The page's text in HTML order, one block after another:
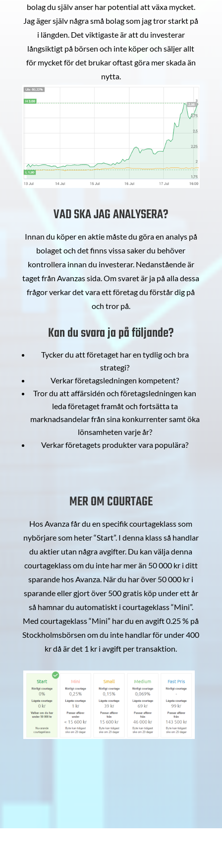
bolag du själv anser har potential att växa mycket.
Jag äger själv några små bolag som jag tror starkt på
i längden. Det viktigaste är att du investerar
långsiktigt på börsen och inte köper och säljer allt
för mycket för det brukar oftast göra mer skada än
nytta.
VAD SKA JAG ANALYSERA?
Innan du köper en aktie måste du göra en analys på
bolaget och det finns vissa saker du behöver
kontrollera innan du investerar. Nedanstående är
taget från Avanzas sida. Om svaret är ja på alla dessa
frågor verkar det vara ett företag du förstår dig på
och tror på.
Kan du svara ja på följande?
Tycker du att företaget har en tydlig och bra
strategi?
Verkar företagsledningen kompetent?
Tror du att affärsidén och företagsledningen kan
leda företaget framåt och fortsätta ta
marknadsandelar från sina konkurrenter samt öka
lönsamheten varje år?
Verkar företagets produkter vara populära?
MER OM COURTAGE
Hos Avanza får du en specifik courtageklass som
nybörjare som heter “Start”. I denna klass så handlar
du aktier utan några avgifter. Du kan välja denna
courtageklass om du inte har mer än 50 000 kr i ditt
sparande hos Avanza. När du har över 50 000 kr i
sparande eller gjort över 500 gratis köp under ett år
så hamnar du automatiskt i courtageklass “Mini”.
Med courtageklass “Mini” har du en avgift 0.25 % på
Stockholmsbörsen om du inte handlar för under 400
kr då är det 1 kr i avgift per transaktion.